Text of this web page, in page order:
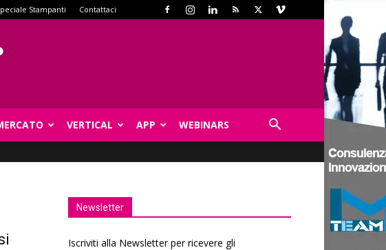
Stampanti Contattaci
VERTICAL APP WEBINARS
Newsletter
Iscriviti alla Newsletter per ricevere gli